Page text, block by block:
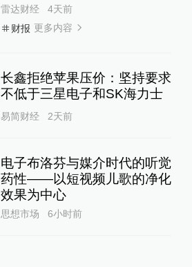
雷达财经
4天前
财报 更多内容
长鑫拒绝苹果压价：坚持要求
不低于三星电子和SK海力士
易简财经 2天前
电子布洛芬与媒介时代的听觉
药性——以短视频儿歌的净化
效果为中心
思想市场 6小时前